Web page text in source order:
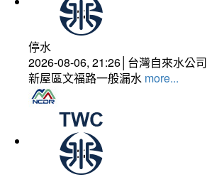
停水
2026-08-06, 21:26│台灣自來水公司
新屋區文福路一般漏水 more...